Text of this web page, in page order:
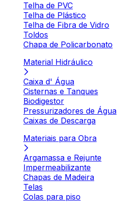
Telha de PVC
Telha de Plástico
Telha de Fibra de Vidro
Toldos
Chapa de Policarbonato
Material Hidráulico
Caixa d' Água
Cisternas e Tanques
Biodigestor
Pressurizadores de Água
Caixas de Descarga
Materiais para Obra
Argamassa e Rejunte
Impermeabilizante
Chapas de Madeira
Telas
Colas para piso